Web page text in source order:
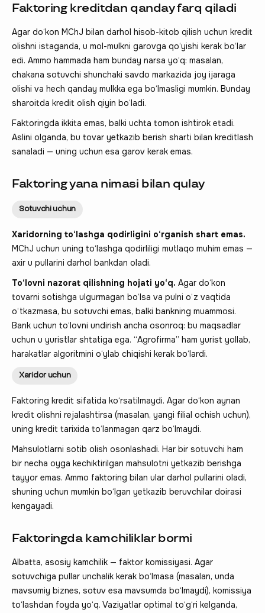
Faktoring kreditdan qanday farq qiladi
Agar do‘kon MChJ bilan darhol hisob-kitob qilish uchun kredit
olishni istaganda, u mol-mulkni garovga qo‘yishi kerak bo‘lar
edi. Ammo hammada ham bunday narsa yo‘q: masalan,
chakana sotuvchi shunchaki savdo markazida joy ijaraga
olishi va hech qanday mulkka ega bo‘lmasligi mumkin. Bunday
sharoitda kredit olish qiyin bo‘ladi.
Faktoringda ikkita emas, balki uchta tomon ishtirok etadi.
Aslini olganda, bu tovar yetkazib berish sharti bilan kreditlash
sanaladi — uning uchun esa garov kerak emas.
Faktoring yana nimasi bilan qulay
Sotuvchi uchun
Xaridorning to‘lashga qodirligini o‘rganish shart emas.
MChJ uchun uning to‘lashga qodirliligi mutlaqo muhim emas —
axir u pullarini darhol bankdan oladi.
To‘lovni nazorat qilishning hojati yo‘q. Agar do‘kon
tovarni sotishga ulgurmagan bo‘lsa va pulni o‘z vaqtida
o‘tkazmasa, bu sotuvchi emas, balki bankning muammosi.
Bank uchun to‘lovni undirish ancha osonroq: bu maqsadlar
uchun u yuristlar shtatiga ega. “Agrofirma” ham yurist yollab,
harakatlar algoritmini o‘ylab chiqishi kerak bo‘lardi.
Xaridor uchun
Faktoring kredit sifatida ko‘rsatilmaydi. Agar do‘kon aynan
kredit olishni rejalashtirsa (masalan, yangi filial ochish uchun),
uning kredit tarixida to‘lanmagan qarz bo‘lmaydi.
Mahsulotlarni sotib olish osonlashadi. Har bir sotuvchi ham
bir necha oyga kechiktirilgan mahsulotni yetkazib berishga
tayyor emas. Ammo faktoring bilan ular darhol pullarini oladi,
shuning uchun mumkin bo‘lgan yetkazib beruvchilar doirasi
kengayadi.
Faktoringda kamchiliklar bormi
Albatta, asosiy kamchilik — faktor komissiyasi. Agar
sotuvchiga pullar unchalik kerak bo‘lmasa (masalan, unda
mavsumiy biznes, sotuv esa mavsumda bo‘lmaydi), komissiya
to‘lashdan foyda yo‘q. Vaziyatlar optimal to‘g‘ri kelganda,